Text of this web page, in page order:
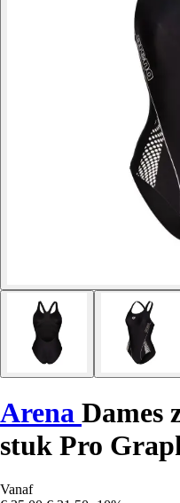
Arena Dames
stuk Pro
Vanaf